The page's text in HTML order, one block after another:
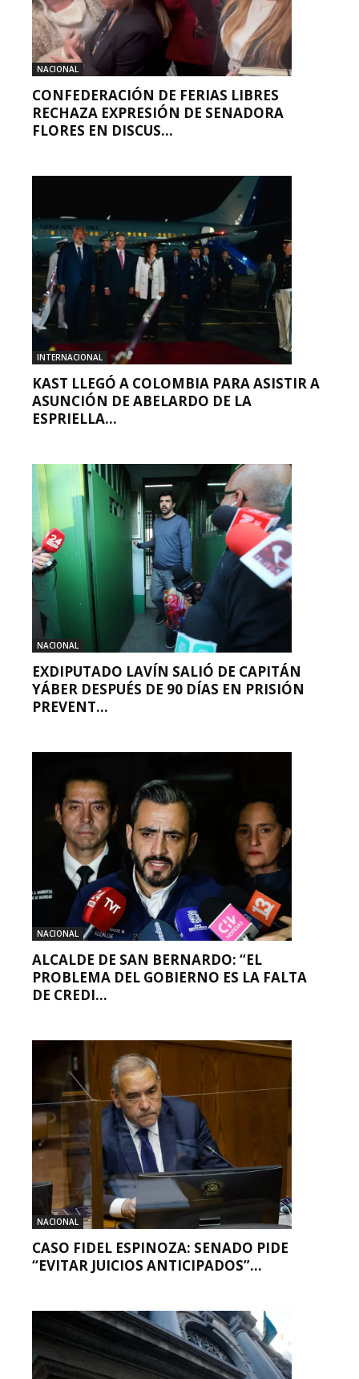
NACIONAL
CONFEDERACIÓN DE FERIAS LIBRES
RECHAZA EXPRESIÓN DE SENADORA
FLORES EN DISCUS...
INTERNACIONAL
KAST LLEGÓ A COLOMBIA PARA ASISTIR A
ASUNCIÓN DE ABELARDO DE LA
ESPRIELLA...
NACIONAL
EXDIPUTADO LAVÍN SALIÓ DE CAPITÁN
YÁBER DESPUÉS DE 90 DÍAS EN PRISIÓN
PREVENT...
NACIONAL
ALCALDE DE SAN BERNARDO: “EL
PROBLEMA DEL GOBIERNO ES LA FALTA
DE CREDI...
NACIONAL
CASO FIDEL ESPINOZA: SENADO PIDE
“EVITAR JUICIOS ANTICIPADOS”...